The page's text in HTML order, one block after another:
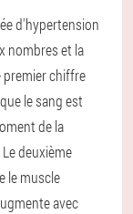
d'hypertension
nombres et la
premier chiffre
le sang est
de la
deuxième
le muscle
avec